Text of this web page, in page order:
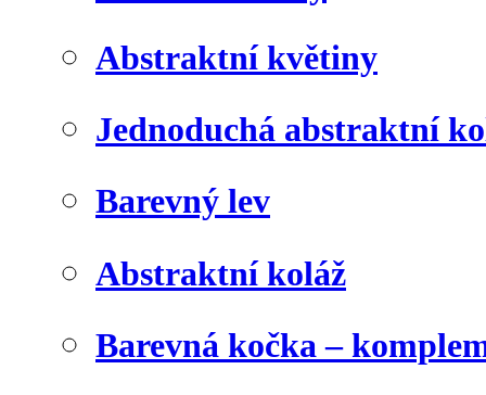
Abstraktní květiny
Jednoduchá abstraktní
Barevný lev
Abstraktní koláž
Barevná kočka –